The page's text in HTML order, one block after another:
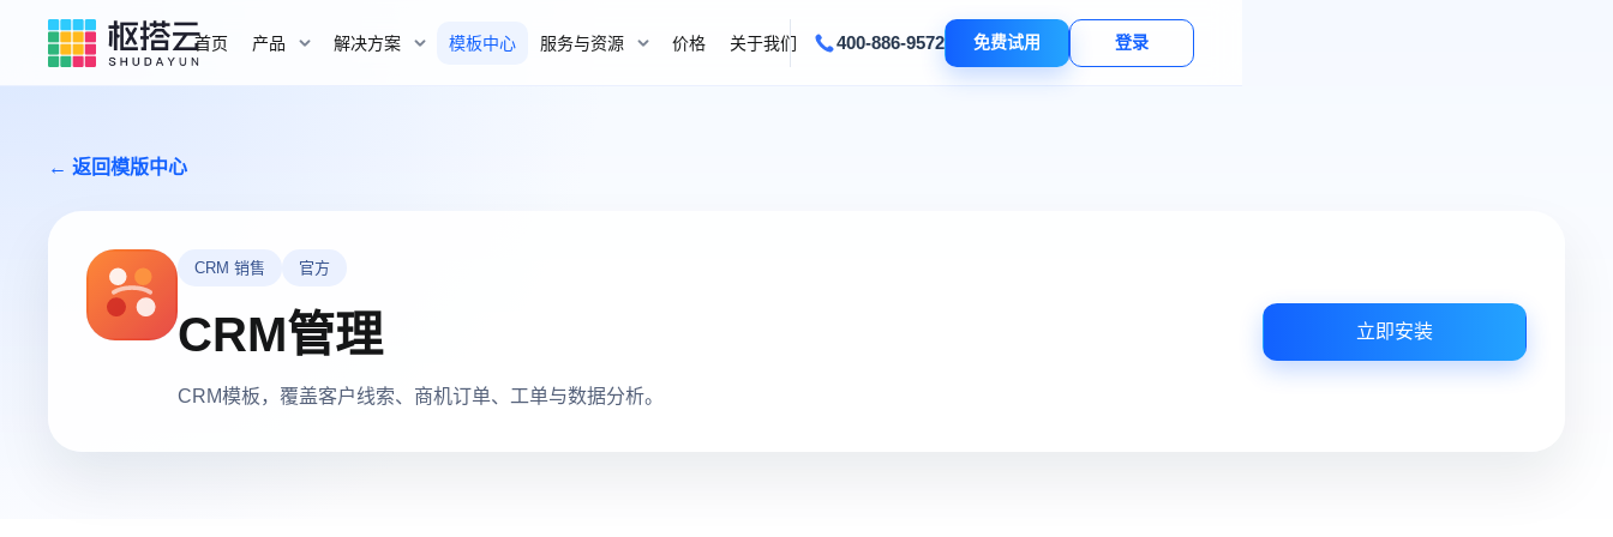
首页 产品 解决方案 模板中心 服务与资源 价格 关于我们 400-886-9572 免费试用 登录
← 返回模版中心
CRM 销售 官方
CRM管理
CRM模板，覆盖客户线索、商机订单、工单与数据分析。
立即安装